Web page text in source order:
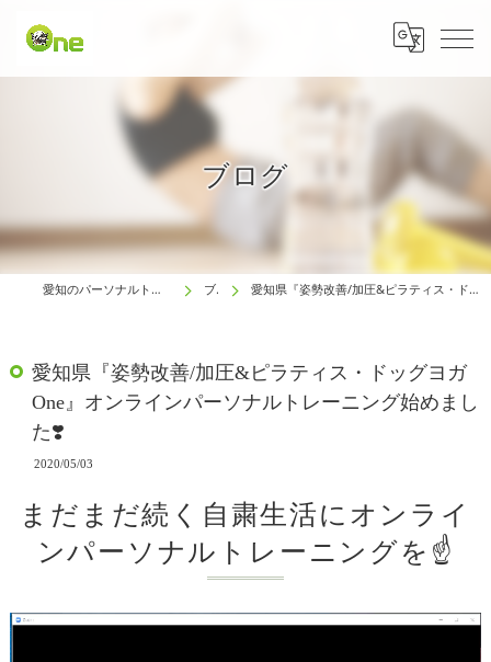
ブログ
愛知のパーソナルトレーニングは生涯動ける体研究所 One ブログ 愛知県『姿勢改善/加圧&ピラティス・ドッグヨガ One』オンラインパーソナルトレーニング始めました❣️
愛知県『姿勢改善/加圧&ピラティス・ドッグヨガ
One』オンラインパーソナルトレーニング始めまし
た❣️
2020/05/03
まだまだ続く自粛生活にオンライ
ンパーソナルトレーニングを☝️